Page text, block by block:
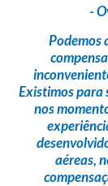
-
Podemos
Existimos para
nos
aéreas,